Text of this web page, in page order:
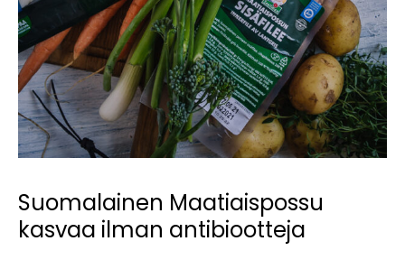
Suomalainen Maatiaispossu
kasvaa ilman antibiootteja